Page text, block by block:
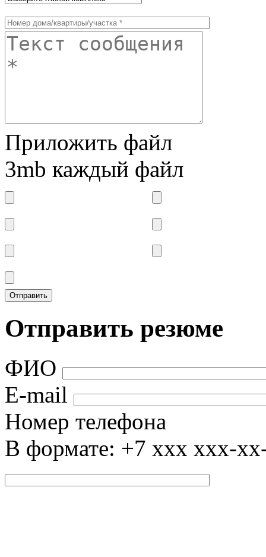
Приложить файл
3mb каждый файл
Отправить резюме
ФИО
E-mail
Номер телефона
В формате: +7 xxx xxx-